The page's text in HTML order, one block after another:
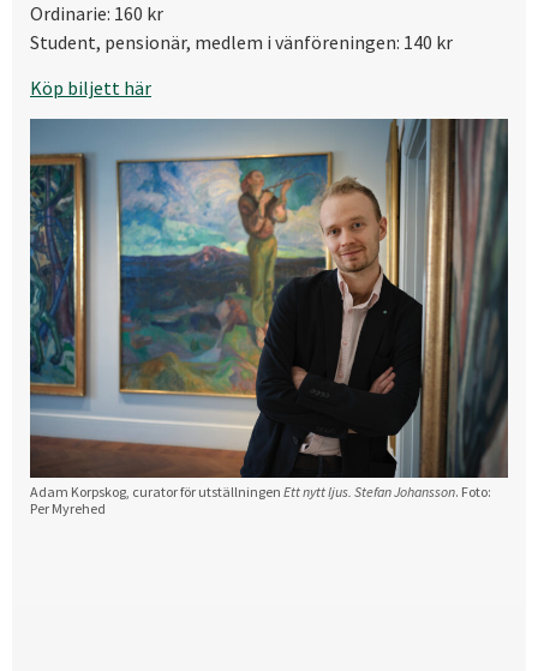
Ordinarie: 160 kr
Student, pensionär, medlem i vänföreningen: 140 kr
Köp biljett här
Adam Korpskog, curator för utställningen Ett nytt ljus. Stefan Johansson. Foto:
Per Myrehed